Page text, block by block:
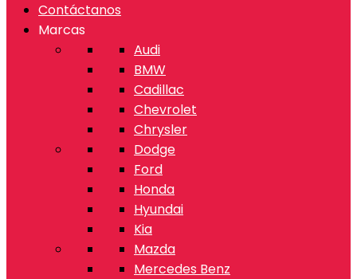
Contáctanos
Marcas
Audi
BMW
Cadillac
Chevrolet
Chrysler
Dodge
Ford
Honda
Hyundai
Kia
Mazda
Mercedes Benz